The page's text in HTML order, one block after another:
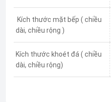
Kích thước mặt bếp ( chiều
dài, chiều rộng )
Kích thước khoét đá ( chiều
dài, chiều rộng)